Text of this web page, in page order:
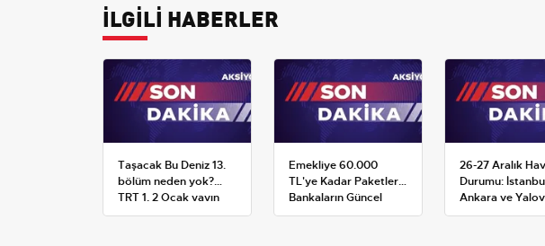
İLGİLİ HABERLER
Taşacak Bu Deniz 13.
bölüm neden yok?
TRT 1, 2 Ocak yayın
planını değiştirdi
Emekliye 60.000
TL'ye Kadar Paketler:
Bankaların Güncel
Promosyon ve Ek
26-27 Aralık
Durumu:
Ankara ve
Kar Tahminleri